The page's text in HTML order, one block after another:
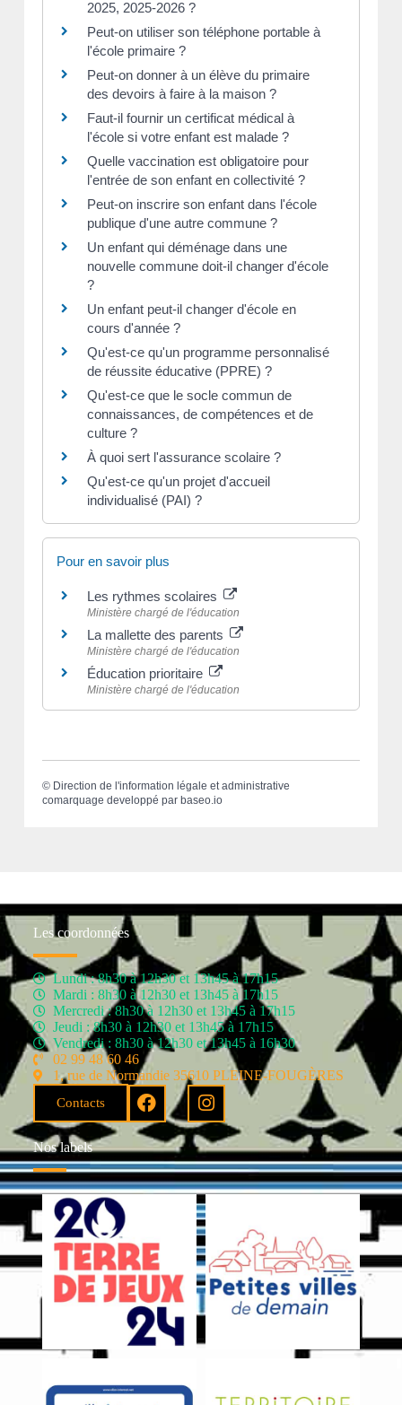
2025, 2025-2026 ?
Peut-on utiliser son téléphone portable à
l'école primaire ?
Peut-on donner à un élève du primaire
des devoirs à faire à la maison ?
Faut-il fournir un certificat médical à
l'école si votre enfant est malade ?
Quelle vaccination est obligatoire pour
l'entrée de son enfant en collectivité ?
Peut-on inscrire son enfant dans l'école
publique d'une autre commune ?
Un enfant qui déménage dans une
nouvelle commune doit-il changer d'école
?
Un enfant peut-il changer d'école en
cours d'année ?
Qu'est-ce qu'un programme personnalisé
de réussite éducative (PPRE) ?
Qu'est-ce que le socle commun de
connaissances, de compétences et de
culture ?
À quoi sert l'assurance scolaire ?
Qu'est-ce qu'un projet d'accueil
individualisé (PAI) ?
Pour en savoir plus
Les rythmes scolaires
Ministère chargé de l'éducation
La mallette des parents
Ministère chargé de l'éducation
Éducation prioritaire
Ministère chargé de l'éducation
© Direction de l'information légale et administrative
comarquage developpé par baseo.io
Les coordonnées
Lundi : 8h30 à 12h30 et 13h45 à 17h15
Mardi : 8h30 à 12h30 et 13h45 à 17h15
Mercredi : 8h30 à 12h30 et 13h45 à 17h15
Jeudi : 8h30 à 12h30 et 13h45 à 17h15
Vendredi : 8h30 à 12h30 et 13h45 à 16h30
02 99 48 60 46
1, rue de Normandie 35610 PLEINE-FOUGÈRES
Contacts
Nos labels